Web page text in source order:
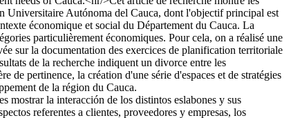
Universitaire Autónoma del Cauca, dont l'objectif principal est
économique et social du Département du Cauca. La
particulièrement économiques. Pour cela, on a réalisé une
sur la documentation des exercices de planification territoriale
de la recherche indiquent un divorce entre les
pertinence, la création d'une série d'espaces et de stratégies
de la région du Cauca.
mostrar la interacción de los distintos eslabones y sus
referentes a clientes, proveedores y empresas, los